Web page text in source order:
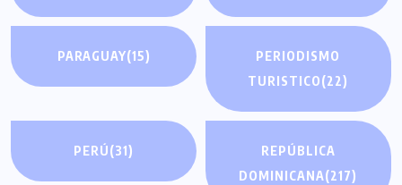
PARAGUAY(15)
PERIODISMO
TURISTICO(22)
PERÚ(31)
REPÚBLICA
DOMINICANA(217)